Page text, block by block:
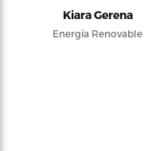
Kiara Gerena
Energía Renovable